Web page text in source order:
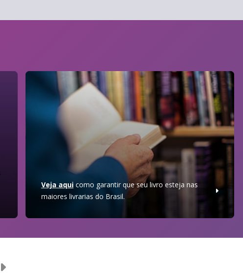
Veja aquicomo garantir que seu livro esteja nas
maiores livrarias do Brasil.